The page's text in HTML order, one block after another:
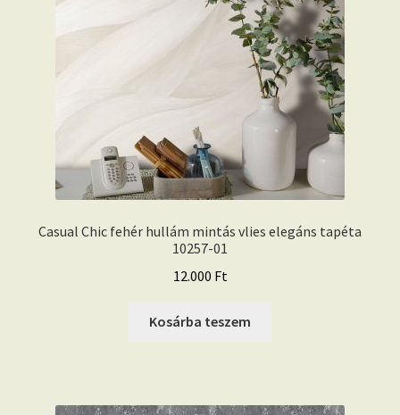
Casual Chic fehér hullám mintás vlies elegáns tapéta
10257-01
12.000 Ft
Kosárba teszem